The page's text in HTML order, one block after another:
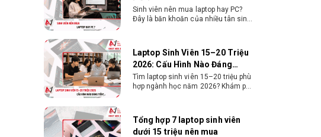
Góc
nhìn
178° / 178°
Độ
tương
phản
tĩnh
Công
nghệ
hiển thị
Sinh viên nên mua laptop hay PC?
Đây là băn khoăn của nhiều tân sinh
Laptop Sinh Viên 15–20 Triệu
2026: Cấu Hình Nào Đáng
Tiền?
Tìm laptop sinh viên 15–20 triệu phù
hợp ngành học năm 2026? Khám phá
Tổng hợp 7 laptop sinh viên
dưới 15 triệu nên mua